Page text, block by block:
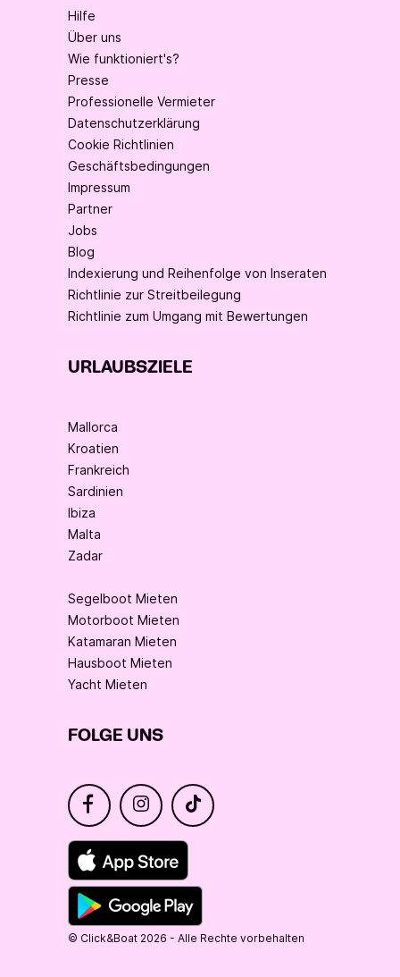
Hilfe
Über uns
Wie funktioniert's?
Presse
Professionelle Vermieter
Datenschutzerklärung
Cookie Richtlinien
Geschäftsbedingungen
Impressum
Partner
Jobs
Blog
Indexierung und Reihenfolge von Inseraten
Richtlinie zur Streitbeilegung
Richtlinie zum Umgang mit Bewertungen
URLAUBSZIELE
Mallorca
Kroatien
Frankreich
Sardinien
Ibiza
Malta
Zadar
Segelboot Mieten
Motorboot Mieten
Katamaran Mieten
Hausboot Mieten
Yacht Mieten
FOLGE UNS
© Click&Boat 2026 - Alle Rechte vorbehalten